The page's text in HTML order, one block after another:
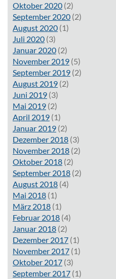
Oktober 2020 (2)
September 2020 (2)
August 2020 (1)
Juli 2020 (3)
Januar 2020 (2)
November 2019 (5)
September 2019 (2)
August 2019 (2)
Juni 2019 (3)
Mai 2019 (2)
April 2019 (1)
Januar 2019 (2)
Dezember 2018 (3)
November 2018 (2)
Oktober 2018 (2)
September 2018 (2)
August 2018 (4)
Mai 2018 (1)
März 2018 (1)
Februar 2018 (4)
Januar 2018 (2)
Dezember 2017 (1)
November 2017 (1)
Oktober 2017 (3)
September 2017 (1)